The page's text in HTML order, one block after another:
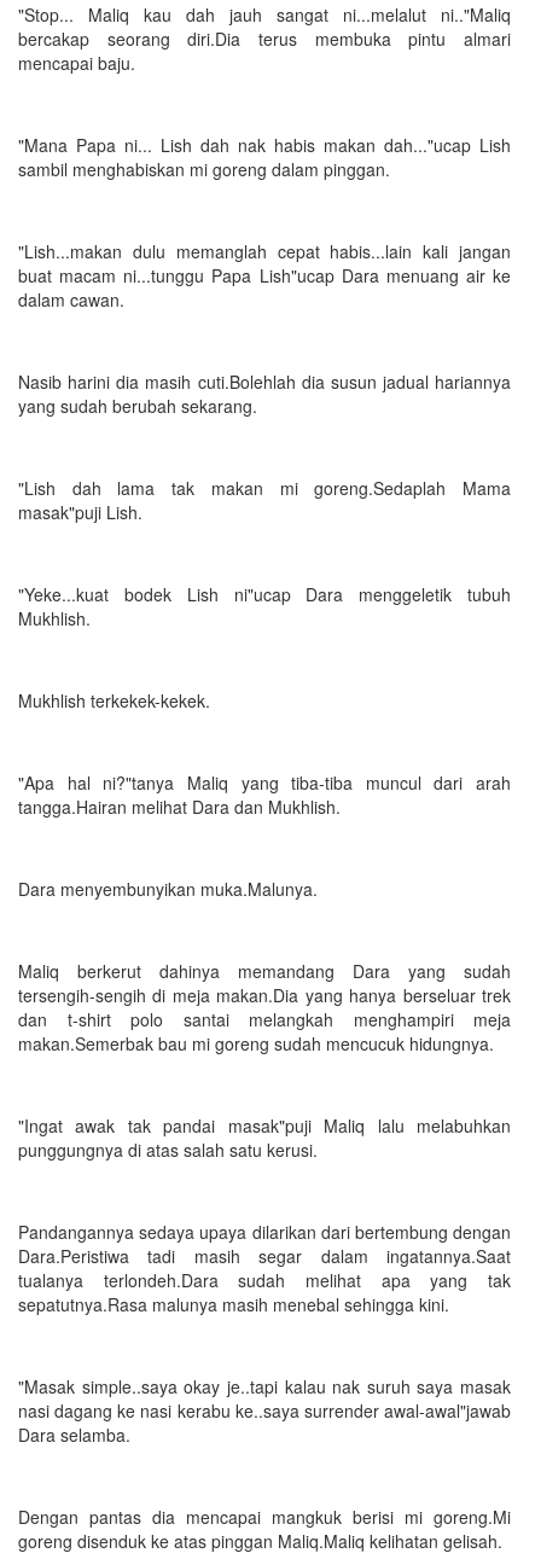
"Stop... Maliq kau dah jauh sangat ni...melalut ni.."Maliq
bercakap seorang diri.Dia terus membuka pintu almari
mencapai baju.
"Mana Papa ni... Lish dah nak habis makan dah..."ucap Lish
sambil menghabiskan mi goreng dalam pinggan.
"Lish...makan dulu memanglah cepat habis...lain kali jangan
buat macam ni...tunggu Papa Lish"ucap Dara menuang air ke
dalam cawan.
Nasib harini dia masih cuti.Bolehlah dia susun jadual hariannya
yang sudah berubah sekarang.
"Lish dah lama tak makan mi goreng.Sedaplah Mama
masak"puji Lish.
"Yeke...kuat bodek Lish ni"ucap Dara menggeletik tubuh
Mukhlish.
Mukhlish terkekek-kekek.
"Apa hal ni?"tanya Maliq yang tiba-tiba muncul dari arah
tangga.Hairan melihat Dara dan Mukhlish.
Dara menyembunyikan muka.Malunya.
Maliq berkerut dahinya memandang Dara yang sudah
tersengih-sengih di meja makan.Dia yang hanya berseluar trek
dan t-shirt polo santai melangkah menghampiri meja
makan.Semerbak bau mi goreng sudah mencucuk hidungnya.
"Ingat awak tak pandai masak"puji Maliq lalu melabuhkan
punggungnya di atas salah satu kerusi.
Pandangannya sedaya upaya dilarikan dari bertembung dengan
Dara.Peristiwa tadi masih segar dalam ingatannya.Saat
tualanya terlondeh.Dara sudah melihat apa yang tak
sepatutnya.Rasa malunya masih menebal sehingga kini.
"Masak simple..saya okay je..tapi kalau nak suruh saya masak
nasi dagang ke nasi kerabu ke..saya surrender awal-awal"jawab
Dara selamba.
Dengan pantas dia mencapai mangkuk berisi mi goreng.Mi
goreng disenduk ke atas pinggan Maliq.Maliq kelihatan gelisah.